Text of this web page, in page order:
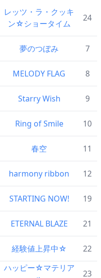
レッツ・ラ・クッキ
ン☆ショータイム
24
夢のつぼみ 7
MELODY FLAG 8
Starry Wish 9
Ring of Smile 10
春空 11
harmony ribbon 12
STARTING NOW! 19
ETERNAL BLAZE 21
経験値上昇中☆ 22
ハッピー☆マテリア
23